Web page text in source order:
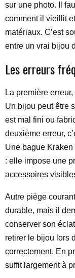
sur une photo. Il
comment il vieillit
matériaux. C’est
entre un vrai bijou
Les erreurs
La première
Un bijou peut être
est mal fini ou
deuxième erreur,
Une bague Kraken
: elle impose une
accessoires
Autre piège
durable, mais il
conserver son
retirer le bijou lors
correctement. En
suffit largement à